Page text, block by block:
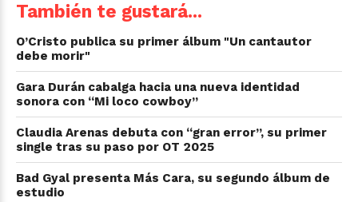
También te gustará...
O’Cristo publica su primer álbum "Un cantautor
debe morir"
Gara Durán cabalga hacia una nueva identidad
sonora con “Mi loco cowboy”
Claudia Arenas debuta con “gran error”, su primer
single tras su paso por OT 2025
Bad Gyal presenta Más Cara, su segundo álbum de
estudio